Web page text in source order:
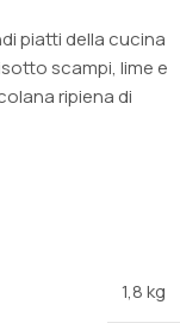
piatti della cucina
scampi, lime e
ripiena di
1,8 kg